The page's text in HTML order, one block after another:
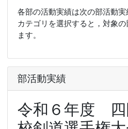
各部の活動実績は次の部活動実
カテゴリを選択すると，対象
ます。
部活動実績
令和６年度 四